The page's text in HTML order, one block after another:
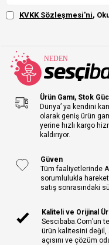
KVKK Sözleşmesi'ni,
Ürün Gamı, Stok
Dünya’ ya kendini
olarak geniş ürün
yerine hızlı kargo
kaldırıyor.
Güven
Tüm faaliyetlerinde
sorumlulukla
satış sonrasındaki
Kaliteli ve Orijinal
Sescibaba.Com’un
ürün kalitesini değil,
açısını ve çözüm